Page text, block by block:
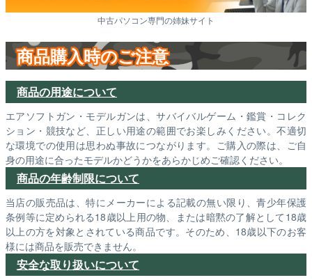
中古パソコン専門の姉妹サイト
商品購入時のご注意
商品の用途について
エアソフトガン・モデルガンは、サバイバルゲーム・鑑賞・コレク
ション・競技など、正しい用途の範囲でお楽しみください。不適切
な環境での使用は思わぬ事故につながります。ご購入の際は、ご自
身の用途に合ったモデルかどうかをあらかじめご確認ください。
商品の年齢制限について
当店の販売品は、特にメーカーによる記載の無い限り、青少年保護
条例等に定められる18歳以上用の物、または暗黙の了解として18歳
以上の方を対象とされている商品です。そのため、18歳以下のお客
様には商品を販売できません。
安全な取り扱いについて